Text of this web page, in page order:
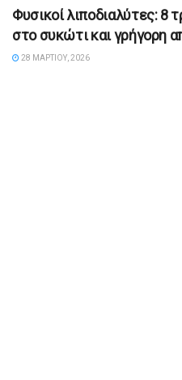
Φυσικοί λιποδιαλύτες: 8
στο συκώτι και γρήγορη
28 ΜΑΡΤΊΟΥ, 2026